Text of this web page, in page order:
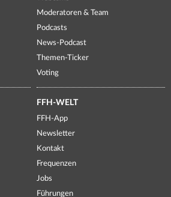
Moderatoren & Team
Podcasts
News-Podcast
Themen-Ticker
Voting
FFH-WELT
FFH-App
Newsletter
Kontakt
Frequenzen
Jobs
Führungen